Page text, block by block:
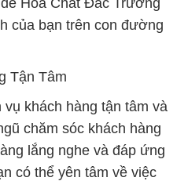
của bạn trên con đường
Tận Tâm
khách hàng tận tâm và
chăm sóc khách hàng
lắng nghe và đáp ứng
có thể yên tâm về việc